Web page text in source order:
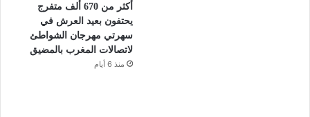
أكثر من 670 ألف متفرج
يحتفون بعيد العرش في
سهرتي مهرجان الشواطئ
لاتصالات المغرب بالمضيق
منذ 6 أيام